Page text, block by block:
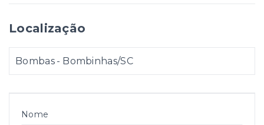
Nome
Localização
Bombas - Bombinhas/SC